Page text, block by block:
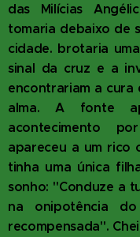
das Milícias
tomaria debaixo de
cidade. brotaria
sinal da cruz e a
encontrariam a
alma. A fonte
acontecimento
apareceu a um rico
tinha uma única
sonho: "Conduze a
na onipotência
recompensada".